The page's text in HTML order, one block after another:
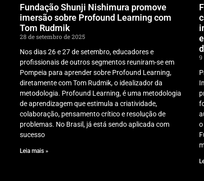
Fundação Shunji Nishimura promove
imersão sobre Profound Learning com
Tom Rudmik
28 de setembro de 2025
Nos dias 26 e 27 de setembro, educadores e
profissionais de outros segmentos reuniram-se em
Pompeia para aprender sobre Profound Learning,
diretamente com Tom Rudmik, o idealizador da
metodologia. Profound Learning, é uma metodologia
de aprendizagem que estimula a criatividade,
colaboração, pensamento crítico e resolução de
problemas. No Brasil, já está sendo aplicada com
sucesso
Leia mais »
9